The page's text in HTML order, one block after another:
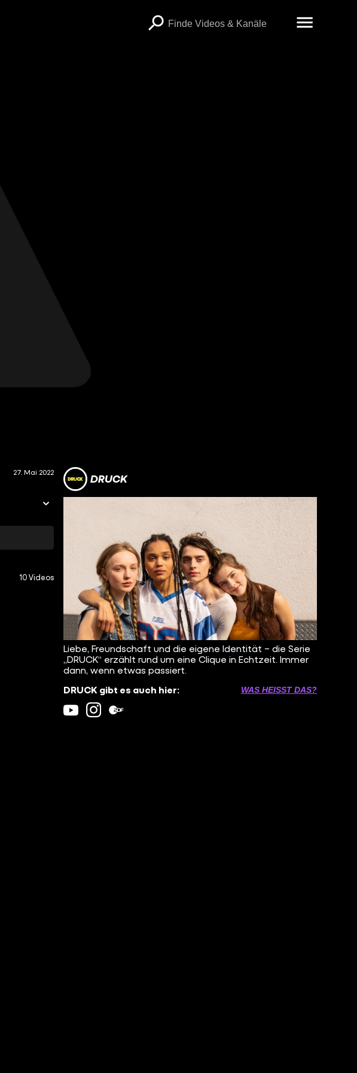
DRUCK
Liebe, Freundschaft und die eigene Identität – die Serie
„DRUCK“ erzählt rund um eine Clique in Echtzeit. Immer
dann, wenn etwas passiert.
DRUCK gibt es auch hier:
WAS HEISST DAS?
27. Mai 2022
10 Videos